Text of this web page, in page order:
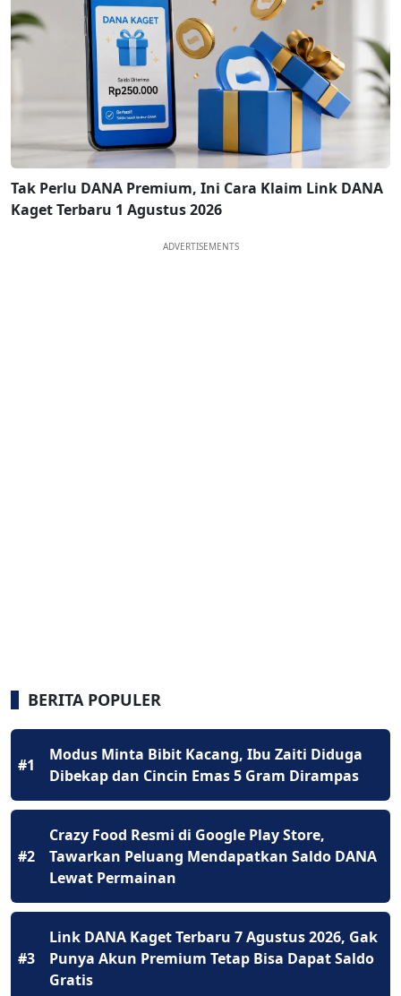
Tak Perlu DANA Premium, Ini Cara Klaim Link DANA
Kaget Terbaru 1 Agustus 2026
ADVERTISEMENTS
BERITA POPULER
#1
Modus Minta Bibit Kacang, Ibu Zaiti Diduga
Dibekap dan Cincin Emas 5 Gram Dirampas
#2
Crazy Food Resmi di Google Play Store,
Tawarkan Peluang Mendapatkan Saldo DANA
Lewat Permainan
#3
Link DANA Kaget Terbaru 7 Agustus 2026, Gak
Punya Akun Premium Tetap Bisa Dapat Saldo
Gratis